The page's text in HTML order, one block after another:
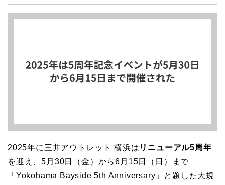
2025年に三井アウトレット 横浜は リニューアル5周年
を迎え、5月30日（金）から6月15日（日）まで
「Yokohama Bayside 5th Anniversary」と題した大規